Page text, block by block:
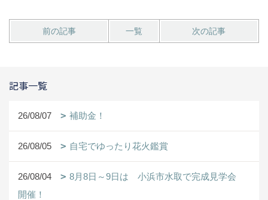
前の記事 一覧 次の記事
記事一覧
26/08/07 補助金！
26/08/05 自宅でゆったり花火鑑賞
26/08/04
8月8日～9日は 小浜市水取で完成見学会
開催！